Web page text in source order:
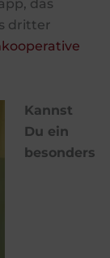
das
dritter
Kannst
Du ein
besonders